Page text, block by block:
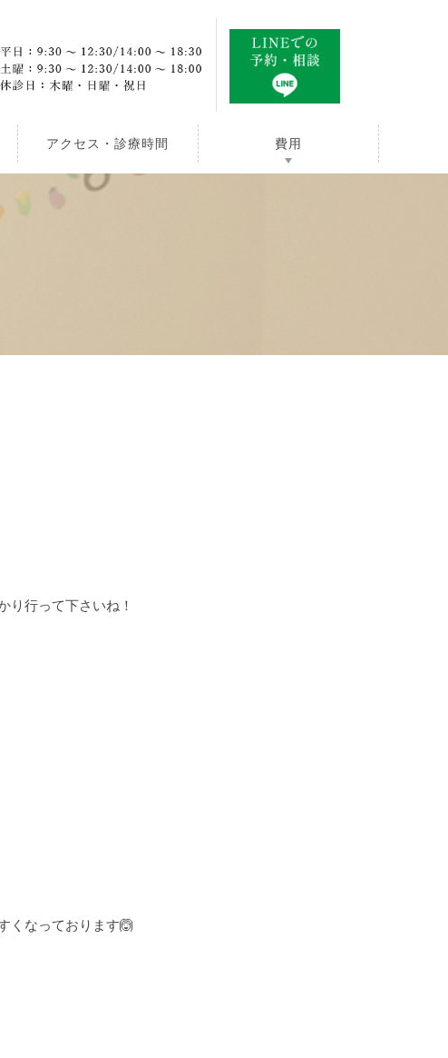
アクセス・診療時間 費用
り行って下さいね！
くなっております🙆